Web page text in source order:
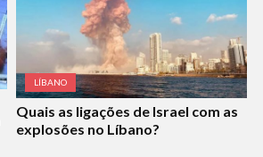
LÍBANO
Quais as ligações de Israel com as
explosões no Líbano?